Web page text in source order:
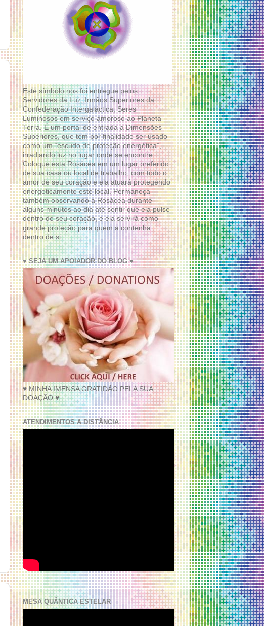
Este símbolo nos foi entregue pelos
Servidores da Luz, Irmãos Superiores da
Confederação Intergaláctica, Seres
Luminosos em serviço amoroso ao Planeta
Terra. É um portal de entrada a Dimensões
Superiores, que tem por finalidade ser usado
como um “escudo de proteção energética”,
irradiando luz no lugar onde se encontre.
Coloque esta Rosácea em um lugar preferido
de sua casa ou local de trabalho, com todo o
amor de seu coração e ela atuará protegendo
energeticamente este local. Permaneça
também observando a Rosácea durante
alguns minutos ao dia até sentir que ela pulse
dentro de seu coração, e ela servirá como
grande proteção para quem a contenha
dentro de si.
♥ SEJA UM APOIADOR DO BLOG ♥
♥ MINHA IMENSA GRATIDÃO PELA SUA
DOAÇÃO ♥
ATENDIMENTOS A DISTÂNCIA
MESA QUÂNTICA ESTELAR